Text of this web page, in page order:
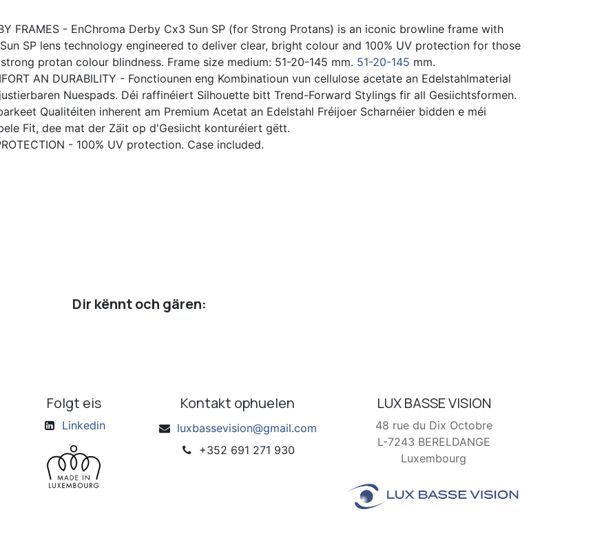
FRAMES - EnChroma Derby Cx3 Sun SP (for Strong Protans) is an iconic browline frame with
SP lens technology engineered to deliver clear, bright colour and 100% UV protection for those
protan colour blindness. Frame size medium: 51-20-145 mm. 51-20-145 mm.
AN DURABILITY - Fonctiounen eng Kombinatioun vun cellulose acetate an Edelstahlmaterial
Nuespads. Déi raffinéiert Silhouette bitt Trend-Forward Stylings fir all Gesiichtsformen.
Qualitéiten inherent am Premium Acetat an Edelstahl Fréijoer Scharnéier bidden e méi
Fit, dee mat der Zäit op d'Gesiicht konturéiert gëtt.
- 100% UV protection. Case included.
Dir kënnt och gären:
Folgt eis
Linkedin
Kontakt ophuelen
luxbassevision@gmail.com
+352 691 271 930
LUX BASSE VISION
48 rue du Dix Octobre
L-7243 BERELDANGE
Luxembourg